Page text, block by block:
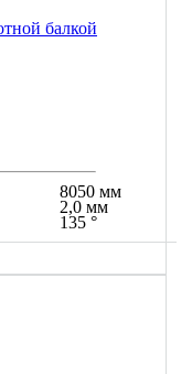
балкой
8050 мм
2,0 мм
135 °